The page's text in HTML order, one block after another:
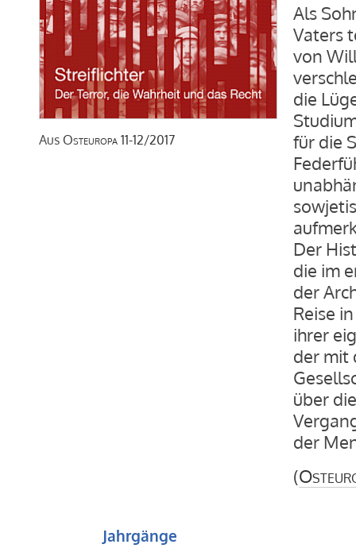
Aus Osteuropa 11-12/2017
Als
Vaters
von
die
für die
Der
die im
der
Reise
ihrer
der mit
über
der
(
Jahrgänge